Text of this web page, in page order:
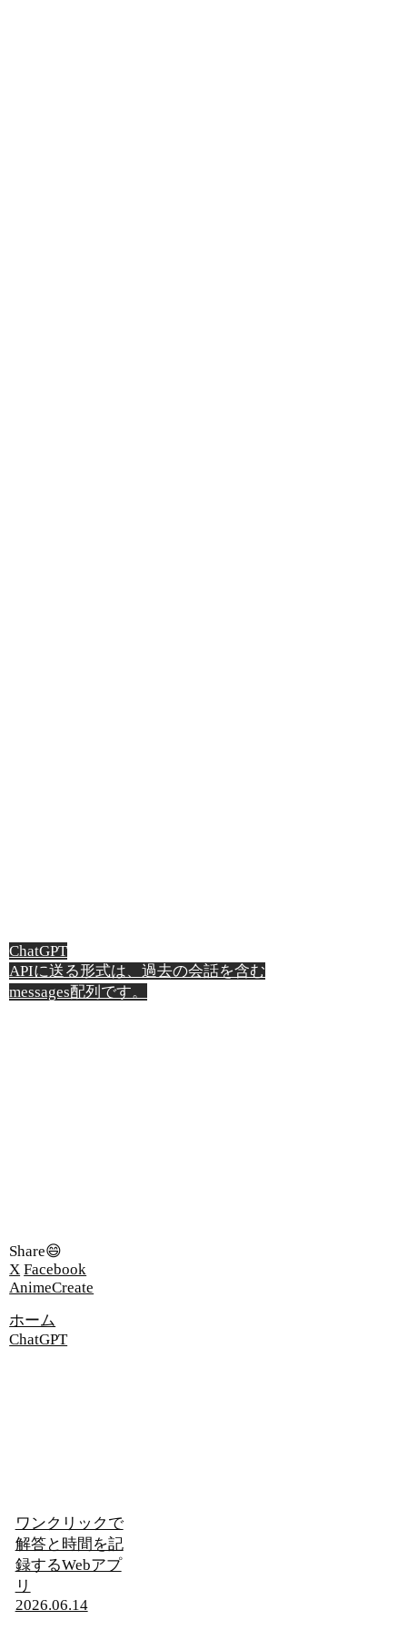
ChatGPT
APIに送る形式は、過去の会話を含む
messages配列です。
Share😄
X Facebook
AnimeCreate
ホーム
ChatGPT
ワンクリックで
解答と時間を記
録するWebアプ
リ
2026.06.14